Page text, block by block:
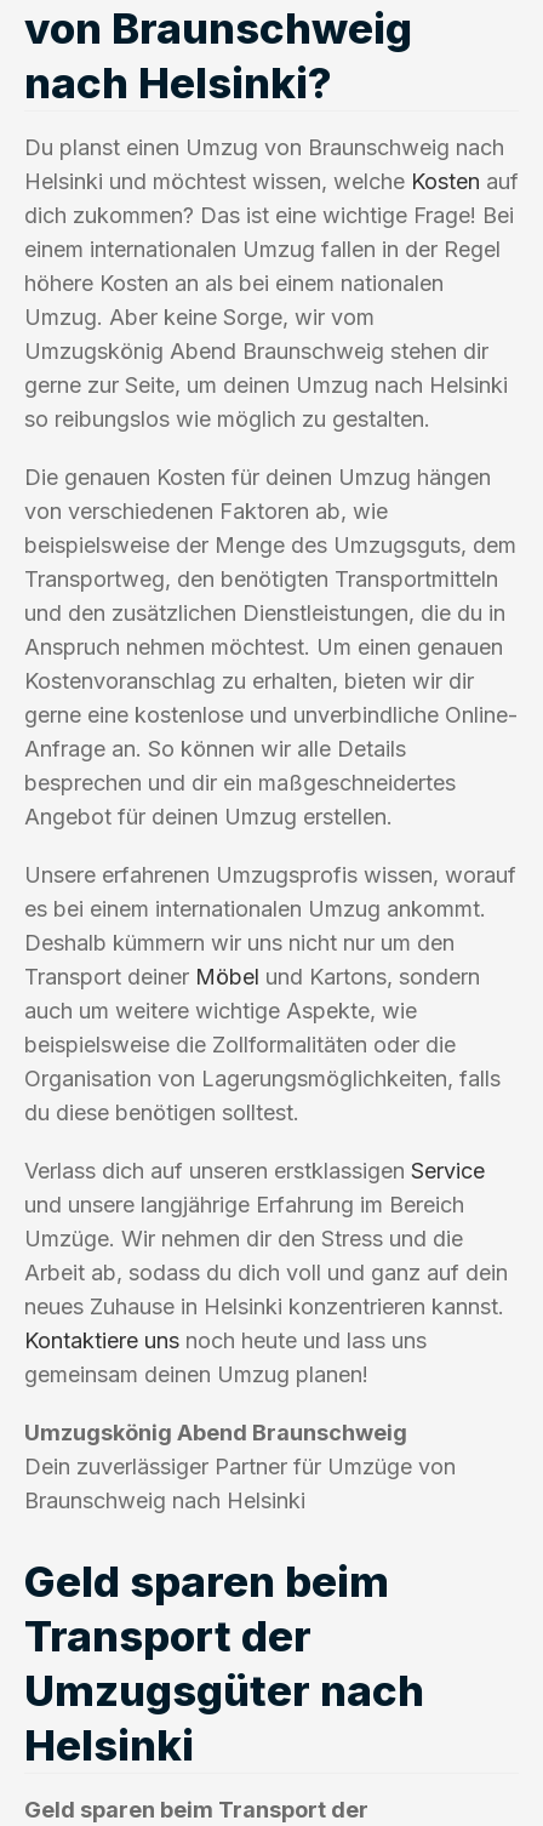
von Braunschweig
nach Helsinki?
Du planst einen Umzug von Braunschweig nach
Helsinki und möchtest wissen, welche Kosten auf
dich zukommen? Das ist eine wichtige Frage! Bei
einem internationalen Umzug fallen in der Regel
höhere Kosten an als bei einem nationalen
Umzug. Aber keine Sorge, wir vom
Umzugskönig Abend Braunschweig stehen dir
gerne zur Seite, um deinen Umzug nach Helsinki
so reibungslos wie möglich zu gestalten.
Die genauen Kosten für deinen Umzug hängen
von verschiedenen Faktoren ab, wie
beispielsweise der Menge des Umzugsguts, dem
Transportweg, den benötigten Transportmitteln
und den zusätzlichen Dienstleistungen, die du in
Anspruch nehmen möchtest. Um einen genauen
Kostenvoranschlag zu erhalten, bieten wir dir
gerne eine kostenlose und unverbindliche Online-
Anfrage an. So können wir alle Details
besprechen und dir ein maßgeschneidertes
Angebot für deinen Umzug erstellen.
Unsere erfahrenen Umzugsprofis wissen, worauf
es bei einem internationalen Umzug ankommt.
Deshalb kümmern wir uns nicht nur um den
Transport deiner Möbel und Kartons, sondern
auch um weitere wichtige Aspekte, wie
beispielsweise die Zollformalitäten oder die
Organisation von Lagerungsmöglichkeiten, falls
du diese benötigen solltest.
Verlass dich auf unseren erstklassigen Service
und unsere langjährige Erfahrung im Bereich
Umzüge. Wir nehmen dir den Stress und die
Arbeit ab, sodass du dich voll und ganz auf dein
neues Zuhause in Helsinki konzentrieren kannst.
Kontaktiere uns noch heute und lass uns
gemeinsam deinen Umzug planen!
Umzugskönig Abend Braunschweig
Dein zuverlässiger Partner für Umzüge von
Braunschweig nach Helsinki
Geld sparen beim
Transport der
Umzugsgüter nach
Helsinki
Geld sparen beim Transport der